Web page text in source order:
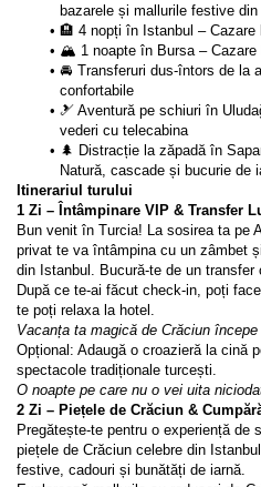
bazarele și mallurile festive din
🏨 4 nopți în Istanbul –
🏔️ 1 noapte în Bursa – Cazare
🚘 Transferuri dus-întors de la
confortabile
🎿 Aventură pe schiuri în
vederi cu telecabina
🌲 Distracție la zăpadă în
Natură, cascade și bucurie de
Itinerariul turului
1 Zi – Întâmpinare VIP & Transfer
Bun venit în Turcia! La sosirea ta pe
privat te va întâmpina cu un zâmbet
din Istanbul. Bucură-te de un
După ce te-ai făcut check-in, poți
te poți relaxa la hotel.
Vacanța ta magică de Crăciun
Opțional: Adaugă o croazieră la cină
spectacole tradiționale turcești.
O noapte pe care nu o vei uita
2 Zi – Piețele de Crăciun &
Pregătește-te pentru o experiență de
piețele de Crăciun celebre din
festive, cadouri și bunătăți de iarnă.